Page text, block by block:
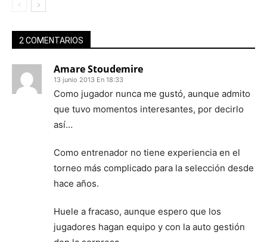
2 COMENTARIOS
Amare Stoudemire
13 junio 2013 En 18:33
Como jugador nunca me gustó, aunque admito
que tuvo momentos interesantes, por decirlo
así…
Como entrenador no tiene experiencia en el
torneo más complicado para la selección desde
hace años.
Huele a fracaso, aunque espero que los
jugadores hagan equipo y con la auto gestión